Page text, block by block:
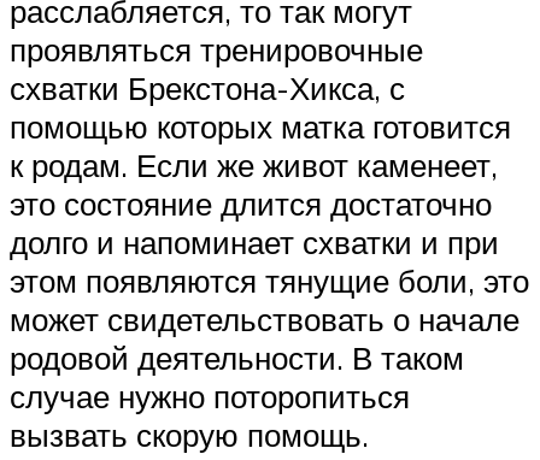
расслабляется, то так могут
проявляться тренировочные
схватки Брекстона-Хикса, с
помощью которых матка готовится
к родам. Если же живот каменеет,
это состояние длится достаточно
долго и напоминает схватки и при
этом появляются тянущие боли, это
может свидетельствовать о начале
родовой деятельности. В таком
случае нужно поторопиться
вызвать скорую помощь.